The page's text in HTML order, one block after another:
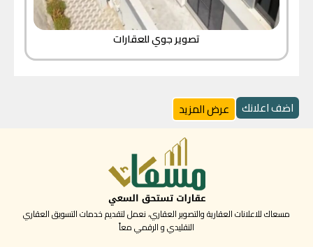
تصوير جوي للعقارات
اضف اعلانك عرض المزيد
مسعاك للاعلانات العقارية والتصوير العقاري، نعمل لتقديم خدمات التسويق العقاري
التقليدي و الرقمي معاً